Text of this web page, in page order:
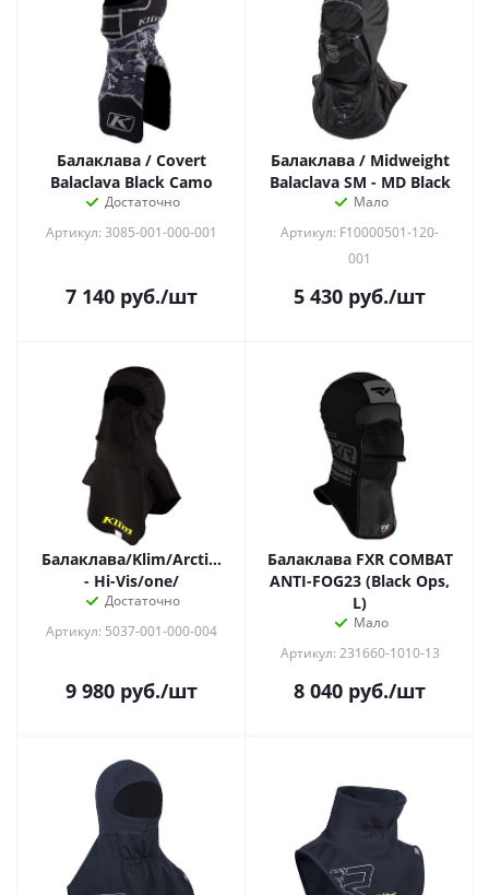
Балаклава / Covert
Balaclava Black Camo
Достаточно
Артикул: 3085-001-000-001
7 140 руб./шт
Балаклава / Midweight
Balaclava SM - MD Black
Мало
Артикул: F10000501-120-
001
5 430 руб./шт
Балаклава/Klim/Arctic/Black
- Hi-Vis/one/
Достаточно
Артикул: 5037-001-000-004
9 980 руб./шт
Балаклава FXR COMBAT
ANTI-FOG23 (Black Ops,
L)
Мало
Артикул: 231660-1010-13
8 040 руб./шт